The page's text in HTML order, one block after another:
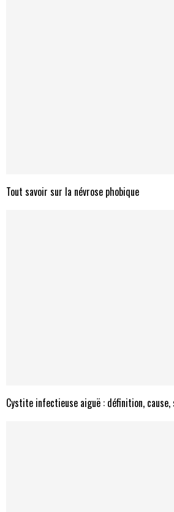
Tout savoir sur la névrose phobique
Cystite infectieuse aiguë : définition,